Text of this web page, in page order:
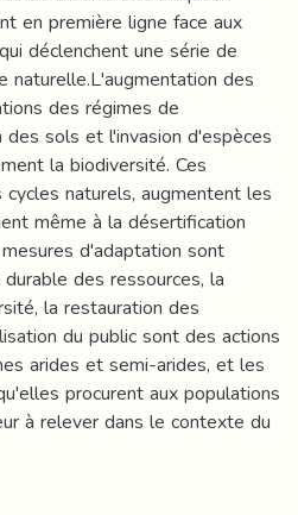
en première ligne face aux
déclenchent une série de
naturelle.L'augmentation des
des régimes de
sols et l'invasion d'espèces
la biodiversité. Ces
naturels, augmentent les
même à la désertification
d'adaptation sont
des ressources, la
la restauration des
du public sont des actions
arides et semi-arides, et les
procurent aux populations
à relever dans le contexte du